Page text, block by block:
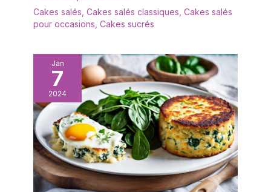
épices ou présenter des
mini-desserts. Laissez
des assiettes dignes
d'un restaurant
Cakes salés Cakes salés classiques Cakes salés
pour occasions Cakes sucrés
Jan
7
2024